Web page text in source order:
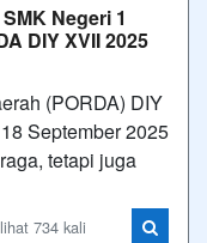
Negeri 1
DIY XVII 2025
(PORDA) DIY
September 2025
tetapi juga
734 kali